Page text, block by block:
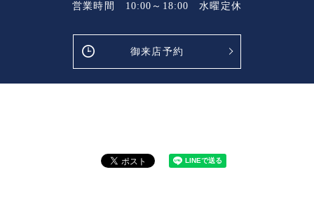
営業時間 10:00～18:00 水曜定休
御来店予約